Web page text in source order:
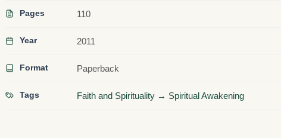
Pages 110
Year 2011
Format Paperback
Tags Faith and Spirituality → Spiritual Awakening